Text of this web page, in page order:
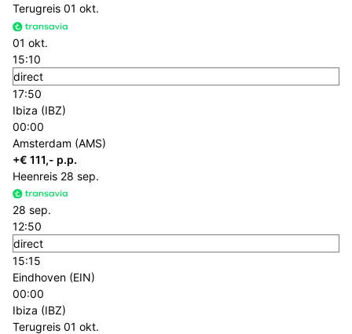
Terugreis 01 okt.
01 okt.
15:10
direct
17:50
Ibiza (IBZ)
00:00
Amsterdam (AMS)
+€ 111,- p.p.
Heenreis 28 sep.
28 sep.
12:50
direct
15:15
Eindhoven (EIN)
00:00
Ibiza (IBZ)
Terugreis 01 okt.